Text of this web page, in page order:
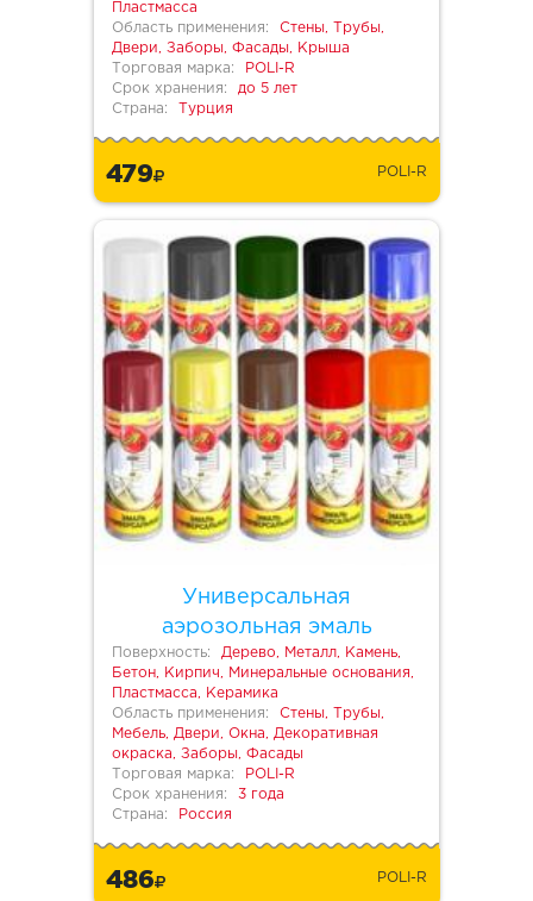
Пластмасса
Область применения:
Стены, Трубы,
Двери, Заборы, Фасады, Крыша
Торговая марка:
POLI-R
Срок хранения:
до 5 лет
Страна:
Турция
479 POLI-R
Универсальная
аэрозольная эмаль
Поверхность:
Дерево, Металл, Камень,
Бетон, Кирпич, Минеральные основания,
Пластмасса, Керамика
Область применения:
Стены, Трубы,
Мебель, Двери, Окна, Декоративная
окраска, Заборы, Фасады
Торговая марка:
POLI-R
Срок хранения:
3 года
Страна:
Россия
486 POLI-R